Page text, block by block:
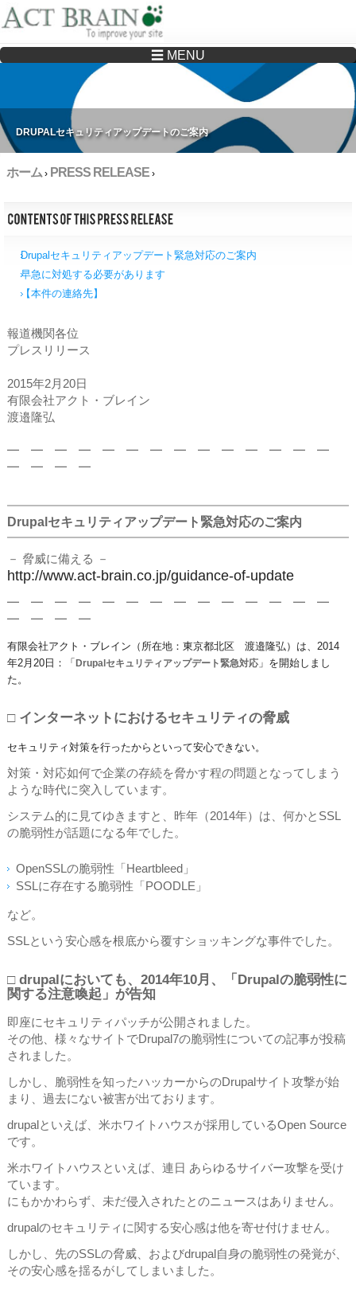
Drupalサイトの制作・保守をどこに頼んでいいか分からない方へ…まずはご相談く
☰ MENU
DRUPALセキュリティアップデートのご案内
ホーム› PRESS RELEASE ›
Drupalセキュリティアップデート緊急対応のご案内
早急に対処する必要があります
【本件の連絡先】
報道機関各位
プレスリリース
2015年2月20日
有限会社アクト・ブレイン
渡邉隆弘
━ ━ ━ ━ ━ ━ ━ ━ ━ ━ ━ ━ ━ ━
━ ━ ━ ━
Drupalセキュリティアップデート緊急対応のご案内
－ 脅威に備える －
http://www.act-brain.co.jp/guidance-of-update
━ ━ ━ ━ ━ ━ ━ ━ ━ ━ ━ ━ ━ ━
━ ━ ━ ━
有限会社アクト・ブレイン（所在地：東京都北区 渡邉隆弘）は、2014
年2月20日：「 Drupalセキュリティアップデート緊急対応 」を開始しまし
た。
□ インターネットにおけるセキュリティの脅威
セキュリティ対策を行ったからといって安心できない。
対策・対応如何で企業の存続を脅かす程の問題となってしまう
ような時代に突入しています。
システム的に見てゆきますと、昨年（2014年）は、何かとSSL
の脆弱性が話題になる年でした。
OpenSSLの脆弱性「Heartbleed」
SSLに存在する脆弱性「POODLE」
など。
SSLという安心感を根底から覆すショッキングな事件でした。
□ drupalにおいても、2014年10月、「Drupalの脆弱性に
関する注意喚起」が告知
即座にセキュリティパッチが公開されました。
その他、様々なサイトでDrupal7の脆弱性についての記事が投稿
されました。
しかし、脆弱性を知ったハッカーからのDrupalサイト攻撃が始
まり、過去にない被害が出ております。
drupalといえば、米ホワイトハウスが採用しているOpen Source
です。
米ホワイトハウスといえば、連日 あらゆるサイバー攻撃を受け
ています。
にもかかわらず、未だ侵入されたとのニュースはありません。
drupalのセキュリティに関する安心感は他を寄せ付けません。
しかし、先のSSLの脅威、およびdrupal自身の脆弱性の発覚が、
その安心感を揺るがしてしまいました。